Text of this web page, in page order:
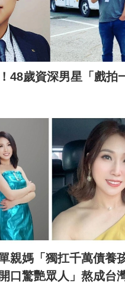
48歲資深男星「戲拍
親媽「獨扛千萬債養
口驚艷眾人」熬成台